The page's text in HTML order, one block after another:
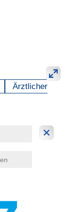
Ärztlicher